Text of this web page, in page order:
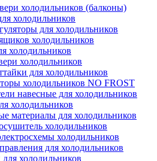
холодильников (балконы)
холодильников
для холодильников
холодильников
холодильников
холодильников
для холодильников
холодильников NO FROST
навесные для холодильников
холодильников
материалы для холодильников
холодильников
холодильников
для холодильников
холодильников